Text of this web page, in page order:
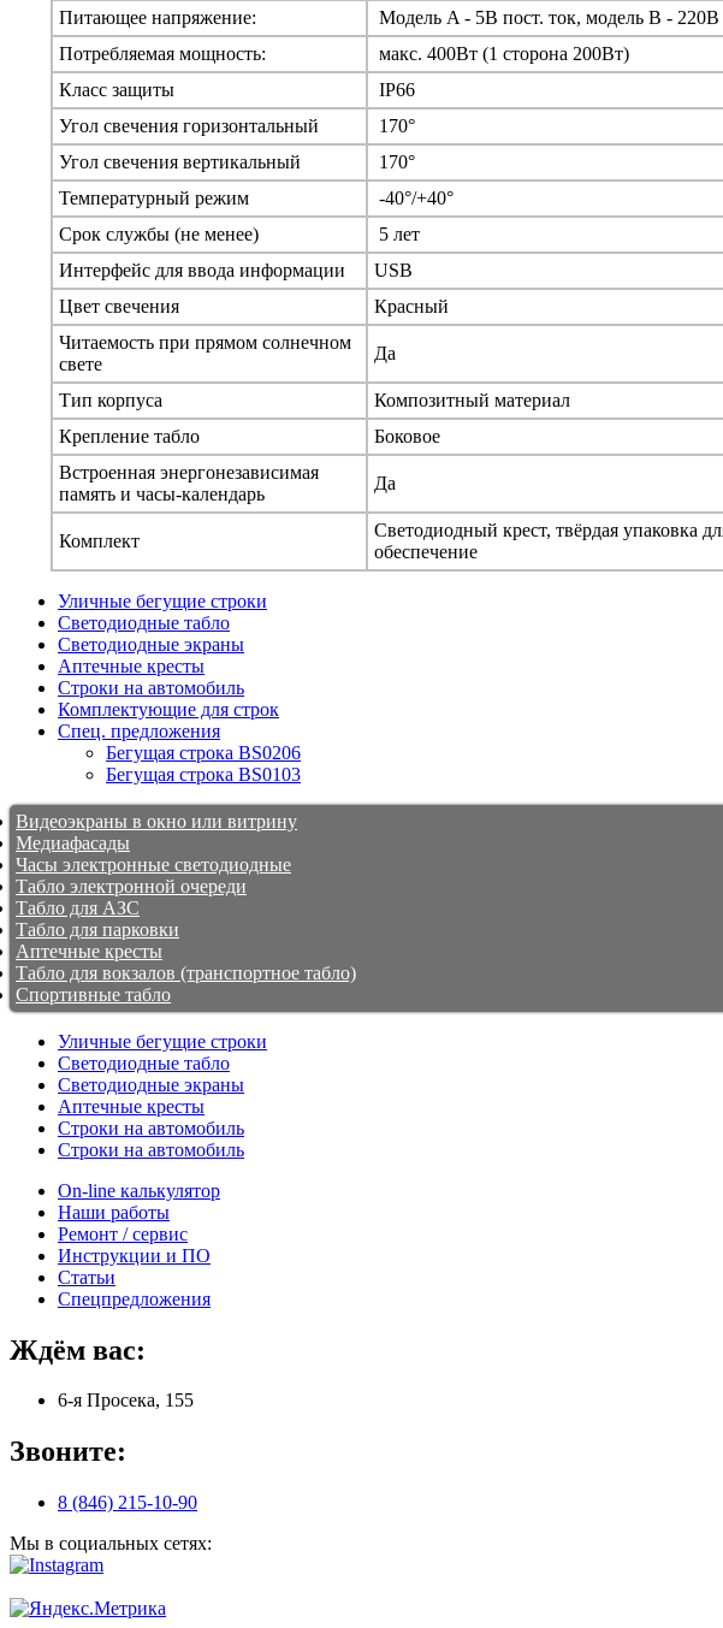
Питающее напряжение:
Модель A - 5В пост. ток, модель B - 220В
Потребляемая мощность:
макс. 400Вт (1 сторона 200Вт)
Класс защиты
IP66
Угол свечения горизонтальный
170°
Угол свечения вертикальный
170°
Температурный режим
-40°/+40°
Срок службы (не менее)
5 лет
Интерфейс для ввода информации
USB
Цвет свечения
Красный
Читаемость при прямом солнечном
свете
Да
Тип корпуса
Композитный материал
Крепление табло
Боковое
Встроенная энергонезависимая
память и часы-календарь
Да
Комплект
Светодиодный крест, твёрдая упаковка
обеспечение
Уличные бегущие строки
Светодиодные табло
Светодиодные экраны
Аптечные кресты
Строки на автомобиль
Комплектующие для строк
Спец. предложения
Бегущая строка BS0206
Бегущая строка BS0103
Видеоэкраны в окно или витрину
Медиафасады
Часы электронные светодиодные
Табло электронной очереди
Табло для АЗС
Табло для парковки
Аптечные кресты
Табло для вокзалов (транспортное табло)
Спортивные табло
Уличные бегущие строки
Светодиодные табло
Светодиодные экраны
Аптечные кресты
Строки на автомобиль
Строки на автомобиль
On-line калькулятор
Наши работы
Ремонт / сервис
Инструкции и ПО
Статьи
Спецпредложения
Ждём вас:
6-я Просека, 155
Звоните:
8 (846) 215-10-90
Мы в социальных сетях: